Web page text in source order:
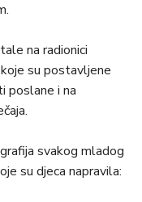
na radionici
su postavljene
poslane i na
svakog mladog
su djeca napravila: